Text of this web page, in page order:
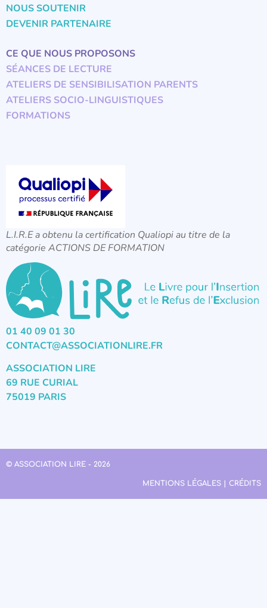
NOUS SOUTENIR
DEVENIR PARTENAIRE
CE QUE NOUS PROPOSONS
SÉANCES DE LECTURE
ATELIERS DE SENSIBILISATION PARENTS
ATELIERS SOCIO-LINGUISTIQUES
FORMATIONS
L.I.R.E a obtenu la certification Qualiopi au titre de la
catégorie ACTIONS DE FORMATION
01 40 09 01 30
CONTACT@ASSOCIATIONLIRE.FR
ASSOCIATION LIRE
69 RUE CURIAL
75019 PARIS
© ASSOCIATION LIRE - 2026
MENTIONS LÉGALES | CRÉDITS